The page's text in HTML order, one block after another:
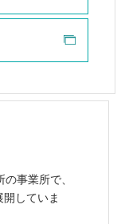
事業所で、
していま